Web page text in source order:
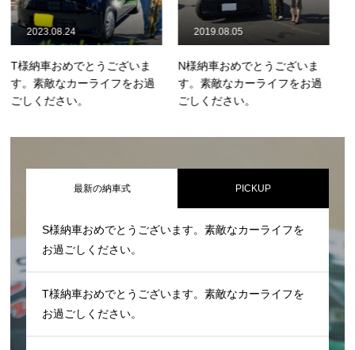
T様納車おめでとうございま
す。素敵なカーライフをお過
ごしください。
2023.08.24
N様納車おめでとうございま
す。素敵なカーライフをお過
ごしください。
2019.08.05
最新の納車式 PICKUP
S様納車おめでとうございます。素敵なカーライフを
お過ごしください。
T様納車おめでとうございます。素敵なカーライフを
お過ごしください。